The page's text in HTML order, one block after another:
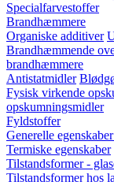
Specialfarvestoffer
Brandhæmmere
Organiske additiver
Brandhæmmende
brandhæmmere
Antistatmidler
Fysisk virkende
opskumningsmidler
Fyldstoffer
Generelle
Termiske egenskaber
Tilstandsformer -
Tilstandsformer hos